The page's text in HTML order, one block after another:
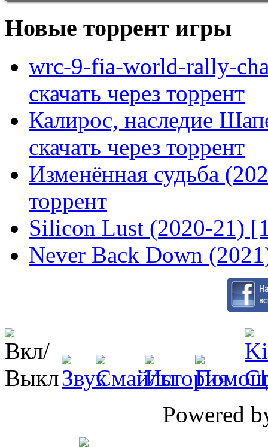
Новые торрент игры
wrc-9-fia-world-rally-
скачать через торрент
Калирос, наследие
скачать через торрент
Изменённая судьба
торрент
Silicon Lust (2020-21)
Never Back Down
Powered